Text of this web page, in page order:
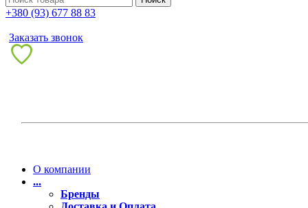
+38‎0 (93) 677 88 83
Заказать звонок
О компании
...
Бренды